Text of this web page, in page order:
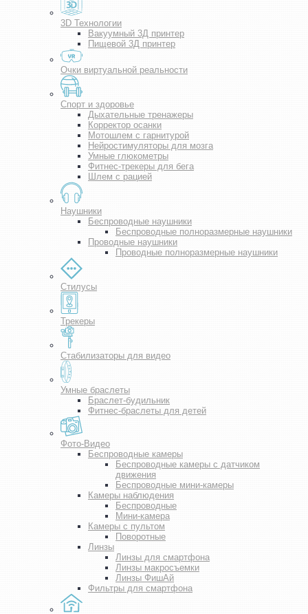
3D Технологии
Вакуумный 3Д принтер
Пищевой 3Д принтер
Очки виртуальной реальности
Спорт и здоровье
Дыхательные тренажеры
Корректор осанки
Мотошлем с гарнитурой
Нейростимуляторы для мозга
Умные глюкометры
Фитнес-трекеры для бега
Шлем с рацией
Наушники
Беспроводные наушники
Беспроводные полноразмерные наушники
Проводные наушники
Проводные полноразмерные наушники
Стилусы
Трекеры
Стабилизаторы для видео
Умные браслеты
Браслет-будильник
Фитнес-браслеты для детей
Фото-Видео
Беспроводные камеры
Беспроводные камеры с датчиком
движения
Беспроводные мини-камеры
Камеры наблюдения
Беспроводные
Мини-камера
Камеры с пультом
Поворотные
Линзы
Линзы для смартфона
Линзы макросъемки
Линзы ФишАй
Фильтры для смартфона